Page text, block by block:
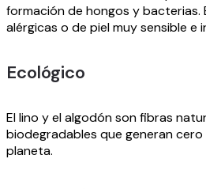
formación de hongos y bacterias.
alérgicas o de piel muy sensible e
Ecológico
El lino y el algodón son fibras
biodegradables que generan
planeta.